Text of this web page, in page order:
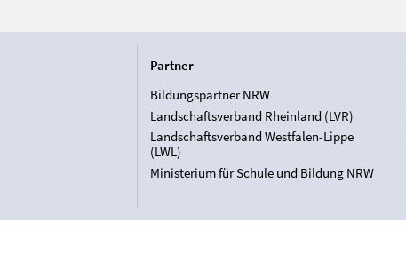
Partner
Bildungspartner NRW
Landschaftsverband Rheinland (LVR)
Landschaftsverband Westfalen-Lippe
(LWL)
Ministerium für Schule und Bildung NRW